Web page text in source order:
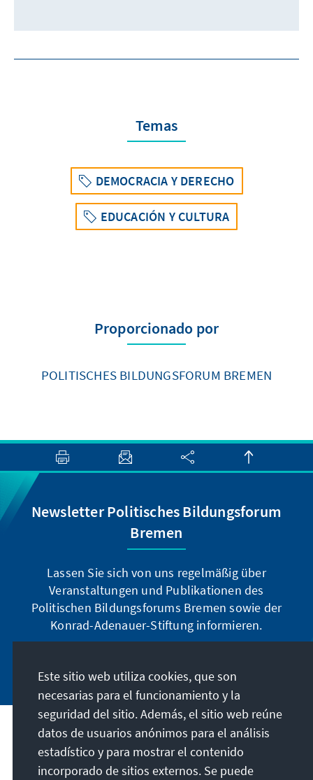
Temas
DEMOCRACIA Y DERECHO
EDUCACIÓN Y CULTURA
Proporcionado por
POLITISCHES BILDUNGSFORUM BREMEN
Newsletter Politisches Bildungsforum
Bremen
Lassen Sie sich von uns regelmäßig über
Veranstaltungen und Publikationen des
Politischen Bildungsforums Bremen sowie der
Konrad-Adenauer-Stiftung informieren.
Dirección
Contacto
Este sitio web utiliza cookies, que son
necesarias para el funcionamiento y la
seguridad del sitio. Además, el sitio web reúne
datos de usuarios anónimos para el análisis
estadístico y para mostrar el contenido
incorporado de sitios externos. Se puede